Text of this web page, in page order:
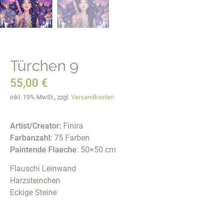
Türchen 9
55,00 €
inkl. 19% MwSt., zzgl. Versandkosten
Artist/Creator: Finira
Farbanzahl: 75 Farben
Paintende Flaeche: 50×50 cm
Flauschi Leinwand
Harzsteinchen
Eckige Steine